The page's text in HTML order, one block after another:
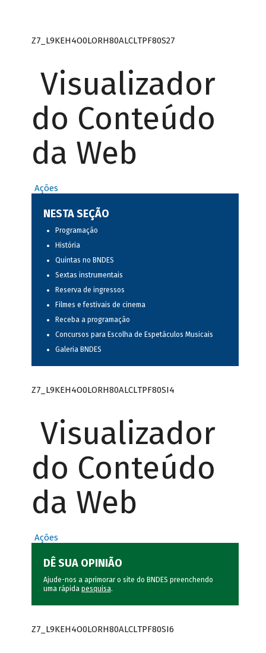
Z7_L9KEH4O0LORH80ALCLTPF80S27
Visualizador
do Conteúdo
da Web
Ações
NESTA SEÇÃO
Programação
História
Quintas no BNDES
Sextas instrumentais
Reserva de ingressos
Filmes e festivais de cinema
Receba a programação
Concursos para Escolha de Espetáculos Musicais
Galeria BNDES
Z7_L9KEH4O0LORH80ALCLTPF80SI4
Visualizador
do Conteúdo
da Web
Ações
DÊ SUA OPINIÃO
Ajude-nos a aprimorar o site do BNDES preenchendo
uma rápida pesquisa.
Z7_L9KEH4O0LORH80ALCLTPF80SI6